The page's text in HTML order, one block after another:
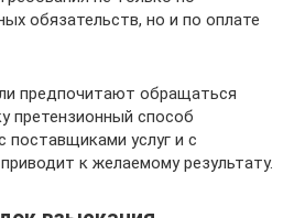
обязательств, но и по оплате
предпочитают обращаться
претензионный способ
поставщиками услуг и с
к желаемому результату.